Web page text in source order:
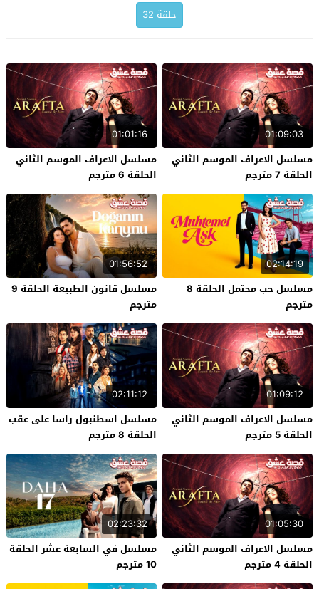
حلقة 32
01:09:03
مسلسل الاعراف الموسم الثاني
الحلقة 7 مترجم
01:01:16
مسلسل الاعراف الموسم الثاني
الحلقة 6 مترجم
02:14:19
مسلسل حب محتمل الحلقة 8
مترجم
01:56:52
مسلسل قانون الطبيعة الحلقة 9
مترجم
01:09:12
مسلسل الاعراف الموسم الثاني
الحلقة 5 مترجم
02:11:12
مسلسل اسطنبول راسا على عقب
الحلقة 8 مترجم
01:05:30
مسلسل الاعراف الموسم الثاني
الحلقة 4 مترجم
02:23:32
مسلسل في السابعة عشر الحلقة
10 مترجم